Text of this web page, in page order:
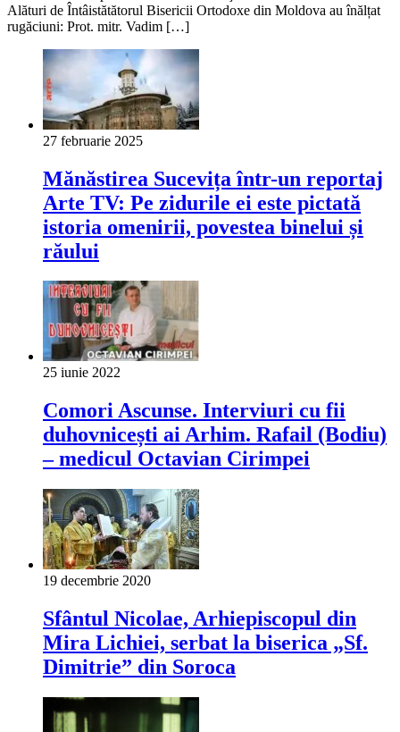
Alături de Întâistătătorul Bisericii Ortodoxe din Moldova au înălțat
rugăciuni: Prot. mitr. Vadim […]
27 februarie 2025
Mănăstirea Sucevița într-un reportaj
Arte TV: Pe zidurile ei este pictată
istoria omenirii, povestea binelui și
răului
25 iunie 2022
Comori Ascunse. Interviuri cu fii
duhovnicești ai Arhim. Rafail (Bodiu)
– medicul Octavian Cirimpei
19 decembrie 2020
Sfântul Nicolae, Arhiepiscopul din
Mira Lichiei, serbat la biserica „Sf.
Dimitrie” din Soroca